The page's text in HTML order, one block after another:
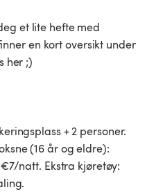
et lite hefte med
en kort oversikt under
her ;)
+ 2 personer.
(16 år og eldre):
natt. Ekstra kjøretøy: